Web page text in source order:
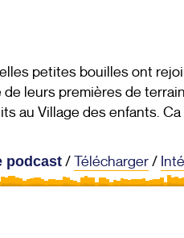
petites bouilles ont
leurs premières de
au Village des enfants.
podcast/Télécharger/